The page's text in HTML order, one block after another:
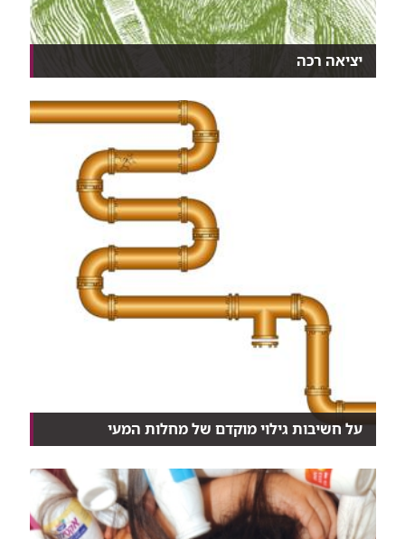
יציאה רכה
רגע לרמב"םהתובנות הבריאותיות של הרמב"ם בראי הידע
על חשיבות גילוי מוקדם של מחלות המעי
נכון, חלקן לא נעימות, אבל בדיקות לאבחון מוקדם של
מ...